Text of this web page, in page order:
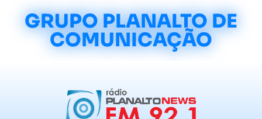
GRUPO PLANALTO DE
COMUNICAÇÃO